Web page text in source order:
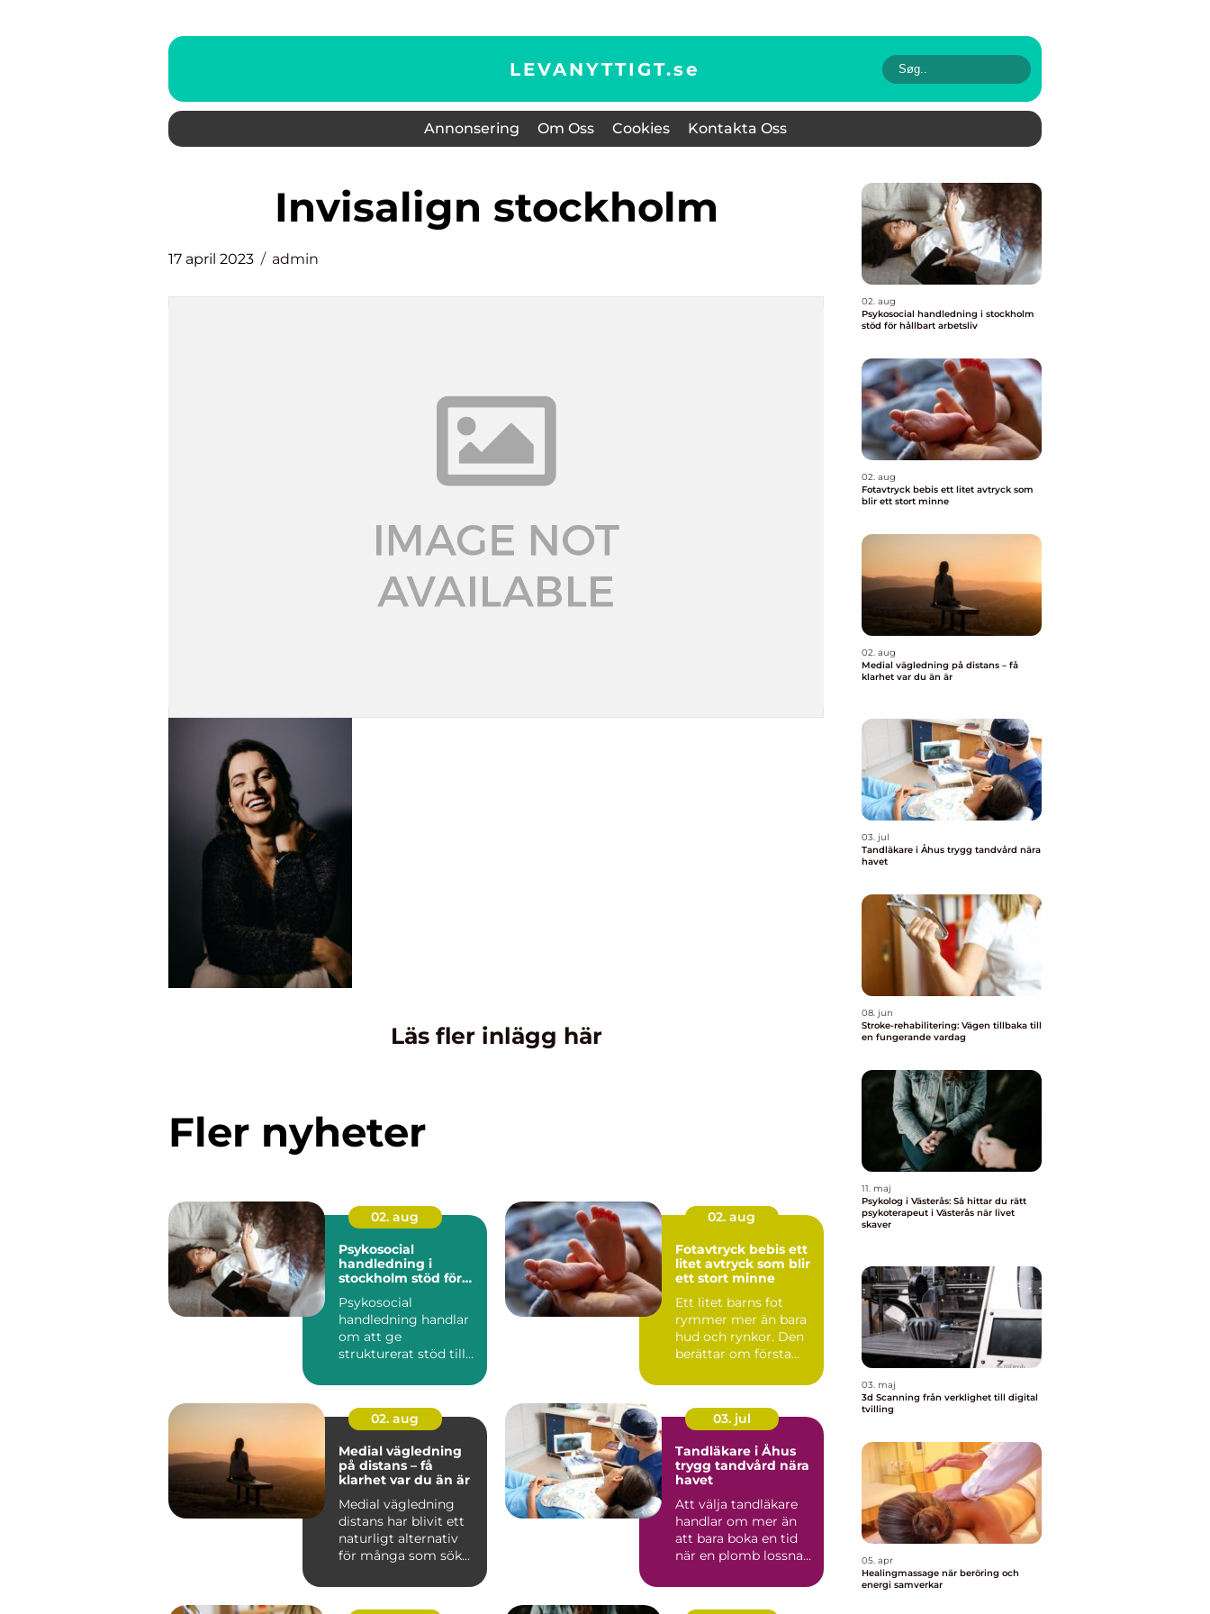
LEVANYTTIGT.se
Annonsering Om Oss Cookies Kontakta Oss
invisalign stockholm
17 april 2023 admin
Läs fler inlägg här
Fler nyheter
02. aug
Psykosocial
handledning i
stockholm stöd för
Psykosocial
handledning handlar
om att ge
strukturerat stöd till
arbete möter a...
02. aug
Fotavtryck bebis ett
litet avtryck som blir
ett stort minne
Ett litet barns fot
rymmer mer än bara
hud och rynkor. Den
berättar om första
tryggh...
02. aug
Medial vägledning
på distans – få
klarhet var du än är
Medial vägledning
distans har blivit ett
naturligt alternativ
för många som sök...
03. jul
Tandläkare i Åhus
trygg tandvård nära
havet
Att välja tandläkare
handlar om mer än
att bara boka en tid
när en plomb lossnar.
02. aug
Psykosocial handledning i stockholm
stöd för hållbart arbetsliv
02. aug
Fotavtryck bebis ett litet avtryck som
blir ett stort minne
02. aug
Medial vägledning på distans – få
klarhet var du än är
03. jul
Tandläkare i Åhus trygg tandvård nära
havet
08. jun
Stroke-rehabilitering: Vägen tillbaka till
en fungerande vardag
11. maj
Psykolog i Västerås: Så hittar du rätt
psykoterapeut i Västerås när livet
skaver
03. maj
3d Scanning från verklighet till digital
tvilling
05. apr
Healingmassage när beröring och
energi samverkar